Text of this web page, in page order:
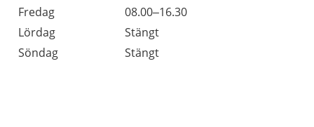
Fredag
08.00–16.30
Lördag
Stängt
Söndag
Stängt